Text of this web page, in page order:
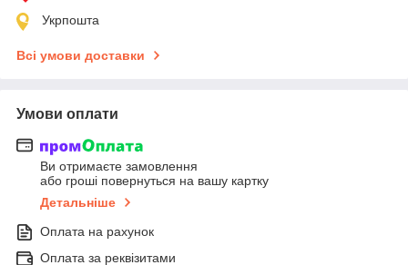
Укрпошта
Всі умови доставки
Умови оплати
Ви отримаєте замовлення
або гроші повернуться на вашу картку
Детальніше
Оплата на рахунок
Оплата за реквізитами